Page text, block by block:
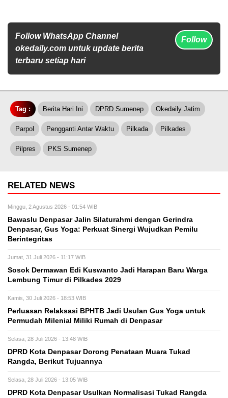
Follow WhatsApp Channel
okedaily.com untuk update berita
terbaru setiap hari
Follow
Tag : Berita Hari Ini DPRD Sumenep Okedaily Jatim
Parpol Pengganti Antar Waktu Pilkada Pilkades
Pilpres PKS Sumenep
RELATED NEWS
Minggu, 2 Agustus 2026 - 01:54 WIB
Bawaslu Denpasar Jalin Silaturahmi dengan Gerindra
Denpasar, Gus Yoga: Perkuat Sinergi Wujudkan Pemilu
Berintegritas
Jumat, 31 Juli 2026 - 11:17 WIB
Sosok Dermawan Edi Kuswanto Jadi Harapan Baru Warga
Lembung Timur di Pilkades 2029
Kamis, 30 Juli 2026 - 18:53 WIB
Perluasan Relaksasi BPHTB Jadi Usulan Gus Yoga untuk
Permudah Milenial Miliki Rumah di Denpasar
Selasa, 28 Juli 2026 - 13:48 WIB
DPRD Kota Denpasar Dorong Penataan Muara Tukad
Rangda, Berikut Tujuannya
Selasa, 28 Juli 2026 - 13:05 WIB
DPRD Kota Denpasar Usulkan Normalisasi Tukad Rangda